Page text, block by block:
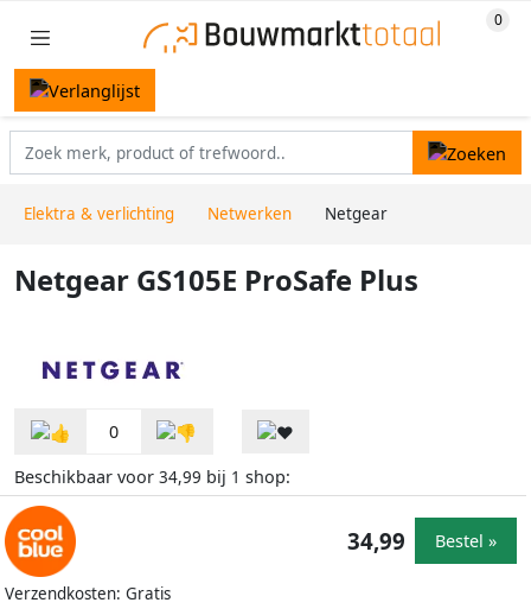
Elektra & verlichting Netwerken Netgear
Netgear GS105E ProSafe Plus
0
Beschikbaar voor 34,99 bij 1 shop:
Verzendkosten: Gratis
34,99 Bestel »